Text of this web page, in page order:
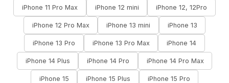
iPhone 11 Pro Max iPhone 12 mini iPhone 12, 12Pro
iPhone 12 Pro Max iPhone 13 mini iPhone 13
iPhone 13 Pro iPhone 13 Pro Max iPhone 14
iPhone 14 Plus iPhone 14 Pro iPhone 14 Pro Max
iPhone 15 iPhone 15 Plus iPhone 15 Pro